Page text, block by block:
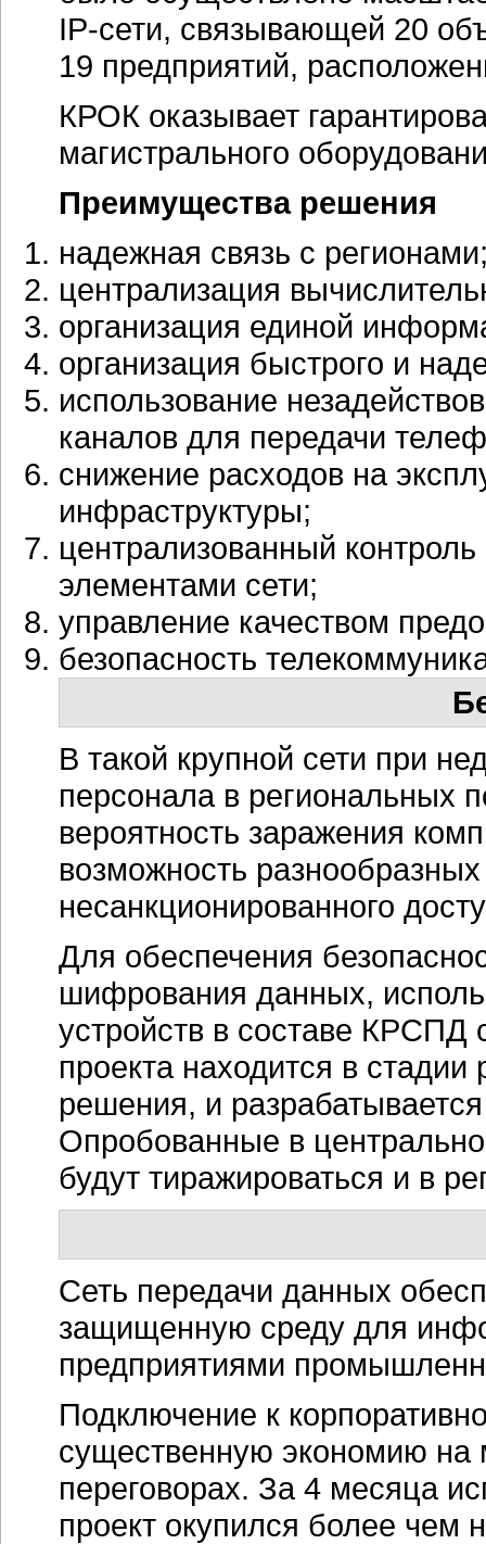
IP-сети, связывающей 20
19 предприятий,
КРОК оказывает
магистрального
Преимущества решения
надежная связь с
централизация
организация единой
организация быстрого и
использование
каналов для передачи
снижение расходов на
инфраструктуры;
централизованный
элементами сети;
управление качеством
безопасность
В такой крупной сети при
персонала в региональных
вероятность заражения
возможность
несанкционированного
Для обеспечения
шифрования данных,
устройств в составе КРСПД
проекта находится в
решения, и
Опробованные в
будут тиражироваться и в
Сеть передачи данных
защищенную среду для
предприятиями
Подключение к
существенную экономию
переговорах. За 4 месяца
проект окупился более чем